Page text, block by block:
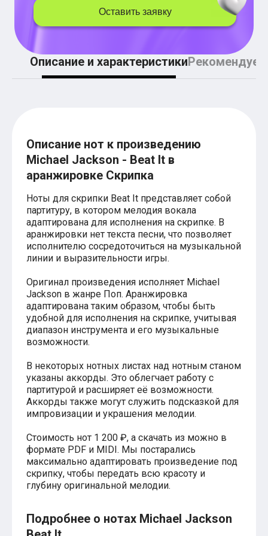
Легкие аккорды (простые песни)
Аккорды со словами (вокал)
Поп
BEARWOLF
Мари Краймбрери
Комната культуры
XOLIDAYBOY
Монеточка
Пицца
Анжелика Варум
Леонид Агутин
Саундтрек
Тематические
Из фильмов
Аватар: Путь воды
Титаник
Хатико
Реквием по мечте
Пираты Карибского моря
Сумерки
Величайший шоумен
Звездные войны
Ла ла Ленд
Бумер
Аладдин (2019)
Король лев (2019)
Брат-2
Гордость и предубеждение
Классическая музыка
Времена года - Вивальди
Времена года - Чайковский
Сонаты Бетховена
Король лев
Холодное сердце
Оставить заявку
Описание и характеристикиРекомендуем
Описание нот к произведению
Michael Jackson - Beat It в
аранжировке Скрипка
Ноты для скрипки Beat It представляет собой
партитуру, в котором мелодия вокала
адаптирована для исполнения на скрипке. В
аранжировки нет текста песни, что позволяет
исполнителю сосредоточиться на музыкальной
линии и выразительности игры.
Оригинал произведения исполняет Michael
Jackson в жанре Поп. Аранжировка
адаптирована таким образом, чтобы быть
удобной для исполнения на скрипке, учитывая
диапазон инструмента и его музыкальные
возможности.
В некоторых нотных листах над нотным станом
указаны аккорды. Это облегчает работу с
партитурой и расширяет её возможности.
Аккорды также могут служить подсказкой для
импровизации и украшения мелодии.
Стоимость нот 1 200 ₽, а скачать из можно в
формате PDF и MIDI. Мы постарались
максимально адаптировать произведение под
скрипку, чтобы передать всю красоту и
глубину оригинальной мелодии.
Подробнее о нотах Michael Jackson